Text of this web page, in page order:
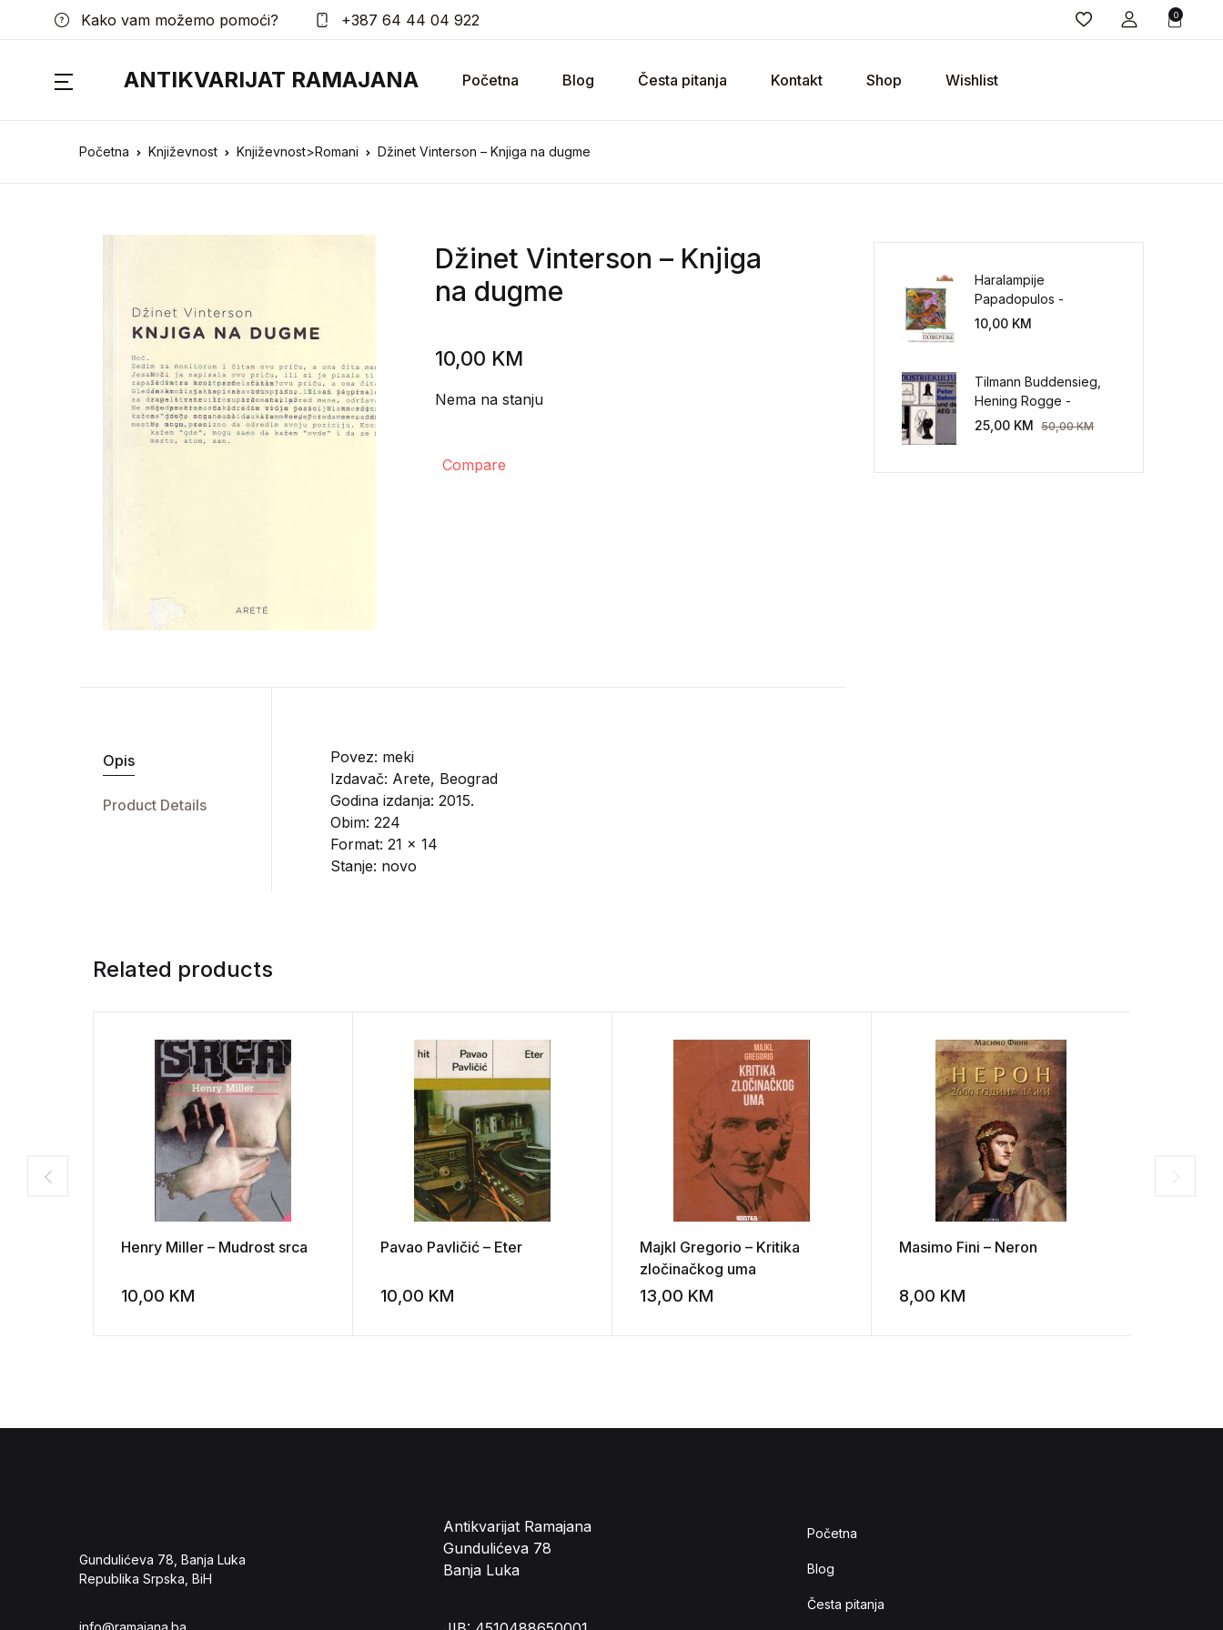
Kako vam možemo pomoći? +387 64 44 04 922 0
ANTIKVARIJAT RAMAJANA Početna Blog Česta pitanja Kontakt Shop Wishlist
Početna Književnost Književnost>Romani Džinet Vinterson – Knjiga na dugme
Džinet Vinterson – Knjiga
na dugme
10,00 KM
Nema na stanju
Compare
Opis
Product Details
Povez: meki
Izdavač: Arete, Beograd
Godina izdanja: 2015.
Obim: 224
Format: 21 x 14
Stanje: novo
Haralampije
Papadopulos -
Poverenje: sloboda od
10,00 KM
Tilmann Buddensieg,
Hening Rogge -
Industriekultur: Peter
25,00 KM 50,00KM
Related products
Henry Miller – Mudrost srca
10,00 KM Add to wishlist
Pavao Pavličić – Eter
10,00 KM Add to wishlist
Majkl Gregorio – Kritika
zločinačkog uma
13,00 KM Add to wishlist
Masimo Fini – Neron
8,00 KM
Gundulićeva 78, Banja Luka
Republika Srpska, BiH
info@ramajana.ba
Antikvarijat Ramajana
Gundulićeva 78
Banja Luka
Početna
Blog
Česta pitanja